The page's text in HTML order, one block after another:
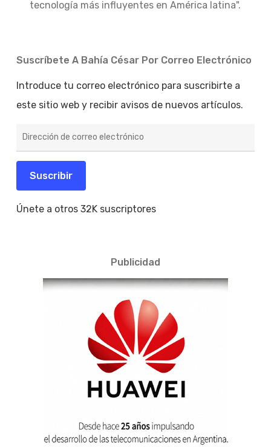
tecnología más influyentes en América latina".
Suscríbete A Bahía César Por Correo Electrónico
Introduce tu correo electrónico para suscribirte a
este sitio web y recibir avisos de nuevos artículos.
de
electrónico
Suscribir
Únete a otros 32K suscriptores
Publicidad